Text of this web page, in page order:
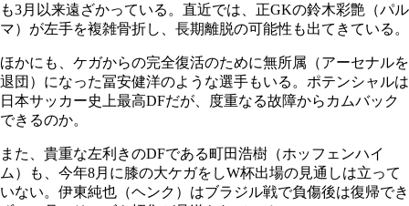
も3月以来遠ざかっている。直近では、正GKの鈴木彩艶（パル
マ）が左手を複雑骨折し、長期離脱の可能性も出てきている。
ほかにも、ケガからの完全復活のために無所属（アーセナルを
退団）になった冨安健洋のような選手もいる。ポテンシャルは
日本サッカー史上最高DFだが、度重なる故障からカムバック
できるのか。
また、貴重な左利きのDFである町田浩樹（ホッフェンハイ
ム）も、今年8月に膝の大ケガをしW杯出場の見通しは立って
いない。伊東純也（ヘンク）はブラジル戦で負傷後は復帰でき